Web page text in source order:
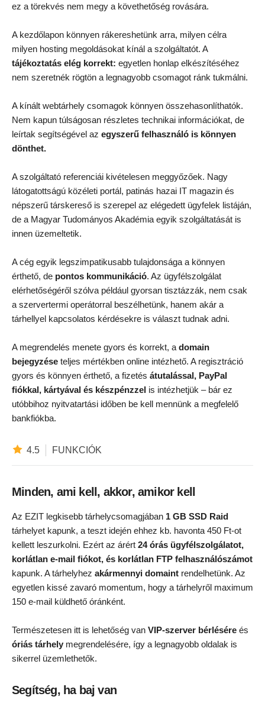
ez a törekvés nem megy a követhetőség rovására.
A kezdőlapon könnyen rákereshetünk arra, milyen célra
milyen hosting megoldásokat kínál a szolgáltatót. A
tájékoztatás elég korrekt: egyetlen honlap elkészítéséhez
nem szeretnék rögtön a legnagyobb csomagot ránk tukmálni.
A kínált webtárhely csomagok könnyen összehasonlíthatók.
Nem kapun túlságosan részletes technikai információkat, de
leírtak segítségével az egyszerű felhasználó is könnyen
dönthet.
A szolgáltató referenciái kivételesen meggyőzőek. Nagy
látogatottságú közéleti portál, patinás hazai IT magazin és
népszerű társkereső is szerepel az elégedett ügyfelek listáján,
de a Magyar Tudományos Akadémia egyik szolgáltatását is
innen üzemeltetik.
A cég egyik legszimpatikusabb tulajdonsága a könnyen
érthető, de pontos kommunikáció. Az ügyfélszolgálat
elérhetőségéről szólva például gyorsan tisztázzák, nem csak
a szervertermi operátorral beszélhetünk, hanem akár a
tárhellyel kapcsolatos kérdésekre is választ tudnak adni.
A megrendelés menete gyors és korrekt, a domain
bejegyzése teljes mértékben online intézhető. A regisztráció
gyors és könnyen érthető, a fizetés átutalással, PayPal
fiókkal, kártyával és készpénzzel is intézhetjük – bár ez
utóbbihoz nyitvatartási időben be kell mennünk a megfelelő
bankfiókba.
4.5 FUNKCIÓK
Minden, ami kell, akkor, amikor kell
Az EZIT legkisebb tárhelycsomagjában 1 GB SSD Raid
tárhelyet kapunk, a teszt idején ehhez kb. havonta 450 Ft-ot
kellett leszurkolni. Ezért az árért 24 órás ügyfélszolgálatot,
korlátlan e-mail fiókot, és korlátlan FTP felhasználószámot
kapunk. A tárhelyhez akármennyi domaint rendelhetünk. Az
egyetlen kissé zavaró momentum, hogy a tárhelyről maximum
150 e-mail küldhető óránként.
Természetesen itt is lehetőség van VIP-szerver bérlésére és
óriás tárhely megrendelésére, így a legnagyobb oldalak is
sikerrel üzemlethetők.
Segítség, ha baj van